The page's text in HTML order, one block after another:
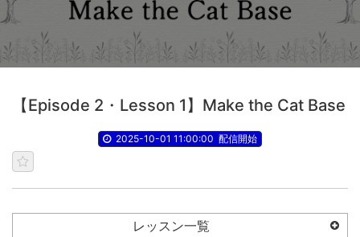
【Episode 2・Lesson 1】Make the Cat Base
2025-10-01 11:00:00 配信開始
レッスン一覧